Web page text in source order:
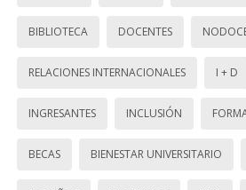
BIBLIOTECA DOCENTES
RELACIONES INTERNACIONALES I + D
INGRESANTES INCLUSIÓN
BECAS BIENESTAR UNIVERSITARIO